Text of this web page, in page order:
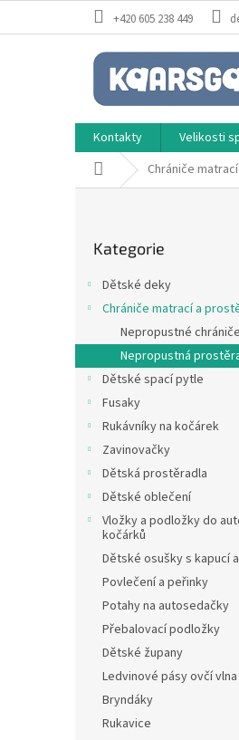
+420 605 238 449
Kontakty Velikosti
Domů Chrániče
kategorie
Kategorie
Dětské deky
Chrániče matrací a
Nepropustné
Nepropustná
Dětské spací pytle
Fusaky
Rukávníky na kočárek
Zavinovačky
Dětská prostěradla
Dětské oblečení
Vložky a podložky do
kočárků
Dětské osušky s kapucí
Povlečení a peřinky
Potahy na autosedačky
Přebalovací podložky
Dětské župany
Ledvinové pásy ovčí vlna
Bryndáky
Rukavice